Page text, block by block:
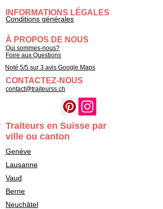
INFORMATIONS LÉGALES
Conditions générales
À PROPOS DE NOUS
Qui sommes-nous?
Foire aux Questions
Noté 5/5 sur 3 avis Google Maps
CONTACTEZ-NOUS
contact@traiteurss.ch
Traiteurs en Suisse par
ville ou canton
Genève
Lausanne
Vaud
Berne
Neuchâtel